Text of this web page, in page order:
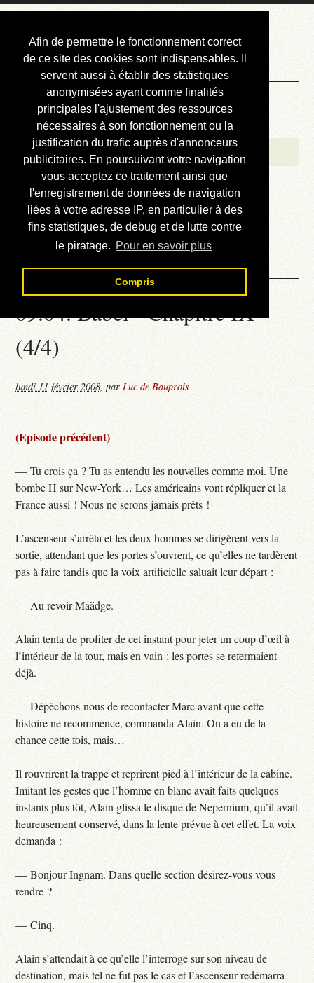
Afin de permettre le fonctionnement correct
de ce site des cookies sont indispensables. Il
servent aussi à établir des statistiques
anonymisées ayant comme finalités
principales l'ajustement des ressources
nécessaires à son fonctionnement ou la
justification du trafic auprès d'annonceurs
publicitaires. En poursuivant votre navigation
vous acceptez ce traitement ainsi que
l'enregistrement de données de navigation
liées à votre adresse IP, en particulier à des
fins statistiques, de debug et de lutte contre
le piratage. Pour en savoir plus
Compris
Courbis, « LE »
Blog Officiel
Bienvenue
Réalisations
Divers (et d’été)
Annonces
Liens externes
Téléchargement
Contact
09.04. Babel - Chapitre IX
(4/4)
lundi 11 février 2008,parLuc de Bauprois
(Episode précédent)
— Tu crois ça ? Tu as entendu les nouvelles comme moi. Une
bombe H sur New-York… Les américains vont répliquer et la
France aussi ! Nous ne serons jamais prêts !
L’ascenseur s’arrêta et les deux hommes se dirigèrent vers la
sortie, attendant que les portes s’ouvrent, ce qu’elles ne tardèrent
pas à faire tandis que la voix artificielle saluait leur départ :
— Au revoir Maädge.
Alain tenta de profiter de cet instant pour jeter un coup d’œil à
l’intérieur de la tour, mais en vain : les portes se refermaient
déjà.
— Dépêchons-nous de recontacter Marc avant que cette
histoire ne recommence, commanda Alain. On a eu de la
chance cette fois, mais…
Il rouvrirent la trappe et reprirent pied à l’intérieur de la cabine.
Imitant les gestes que l’homme en blanc avait faits quelques
instants plus tôt, Alain glissa le disque de Nepernium, qu’il avait
heureusement conservé, dans la fente prévue à cet effet. La voix
demanda :
— Bonjour Ingnam. Dans quelle section désirez-vous vous
rendre ?
— Cinq.
Alain s’attendait à ce qu’elle l’interroge sur son niveau de
destination, mais tel ne fut pas le cas et l’ascenseur redémarra